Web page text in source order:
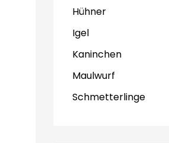
Hühner
Igel
Kaninchen
Maulwurf
Schmetterlinge